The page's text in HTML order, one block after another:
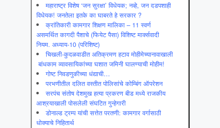
महाराष्ट्र विशेष ‘जन सुरक्षा’ विधेयक; नव्हे, जन दडपशाही
विधेयक! जनतेला इतके का घाबरते हे सरकार ?
क्रांतिकारी कामगार शिक्षण मालिका – 11 स्वर्ण
असमर्थित कागदी पैशाचे (फियेट पैसा) विशिष्ट मार्क्सवादी
नियम. अध्याय-10 (परिशिष्ट)
चिखली-कुदळवाडीत अतिक्रमण हटाव मोहीमेच्यानावाखाली
बांधकाम व्यावसायिकांच्या घशात जमिनी घालण्याची मोहीम!
गोष्ट निवडणुकीच्या धंद्याची…
परभणीतील दलित वस्तीत पोलिसांचे कोम्बिंग ऑपरेशन
सरपंच संतोष देशमुख हत्या प्रकरण बीड मध्ये राजकीय
आश्रयाखाली पोसलेली संघटित गुन्हेगारी
डोनाल्ड ट्रम्प यांची सत्तेत परतणी: कामगार वर्गासाठी
धोक्याचे निहितार्थ